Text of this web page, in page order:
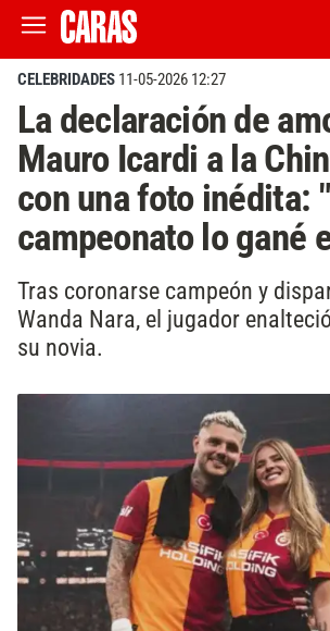
CELEBRIDADES 11-05-2026 12:27
La declaración de
Mauro Icardi a la
con una foto inédita:
campeonato lo gané
Tras coronarse campeón y
Wanda Nara, el jugador
su novia.